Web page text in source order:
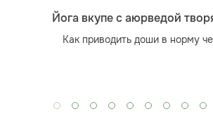
Йога вкупе с аюрведой
Как приводить доши в норму